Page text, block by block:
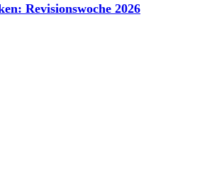
Revisionswoche 2026